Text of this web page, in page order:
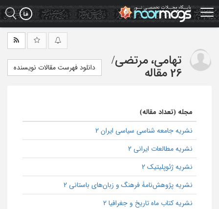
Skip
to
main
تهامی، مرتضی/
26 مقاله
دانلود فهرست مقالات نویسنده
مجله (تعداد مقاله)
نشریه جامعه شناسی سیاسی ایران 2
نشریه مطالعات ایرانی 2
نشریه ژئوپلیتیک 2
نشریه پژوهش‌نامۀ فرهنگ و زبان‌های باستانی 2
نشریه کتاب ماه تاریخ و جغرافیا 2